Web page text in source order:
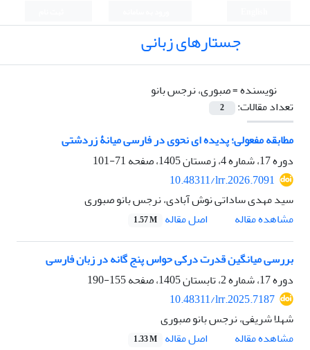
جستارهای زبانی
نویسنده =صبوری، نرجس بانو
تعداد مقالات:
2
مطابقه مفعولی؛ پدیده ای نحوی در فارسی میانۀ زردشتی
دوره 17، شماره 4، زمستان 1405، صفحه
71-101
10.48311/lrr.2026.7091
سید مهدی ساداتی نوش آبادی، نرجس بانو صبوری
مشاهده مقاله
اصل مقاله 1.57 M
بررسی میانگین قدرت درکی حواس پنج گانه در زبان فارسی
دوره 17، شماره 2، تابستان 1405، صفحه
155-190
10.48311/lrr.2025.7187
شهلا شریفی، نرجس بانو صبوری
مشاهده مقاله
اصل مقاله 1.33 M